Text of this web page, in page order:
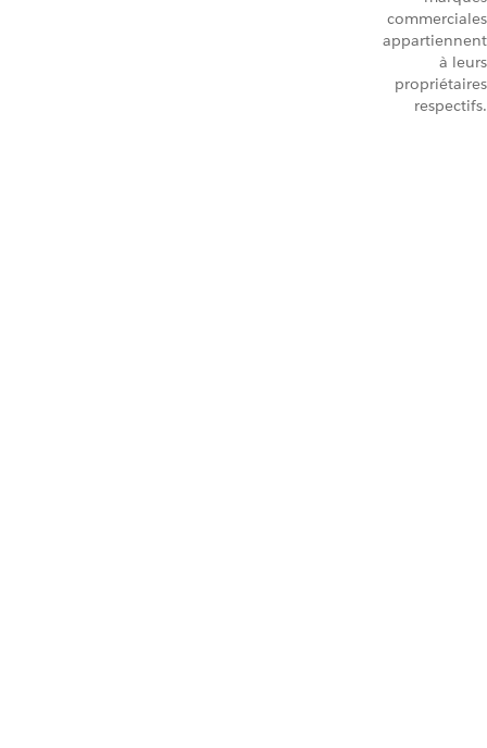
commerciales
appartiennent
à leurs
propriétaires
respectifs.